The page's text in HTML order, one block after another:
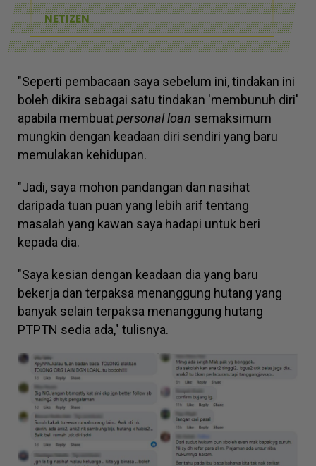
NETIZEN
"Seperti pembacaan saya sebelum ini, tindakan ini
boleh dikira sebagai satu tindakan 'membunuh diri'
apabila membuatpersonal loan semaksimum
mungkin dengan keadaan diri sendiri yang baru
memulakan kehidupan.
"Jadi, saya mohon pandangan dan nasihat
daripada tuan puan yang lebih arif tentang
masalah yang kawan saya hadapi untuk beri
kepada dia.
"Saya kesian dengan keadaan dia yang baru
bekerja dan terpaksa menanggung hutang yang
banyak selain terpaksa menanggung hutang
PTPTN sedia ada," tulisnya.